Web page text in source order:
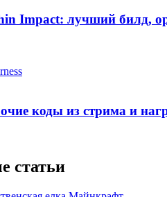
Impact: лучший билд,
коды из стрима и
статьи